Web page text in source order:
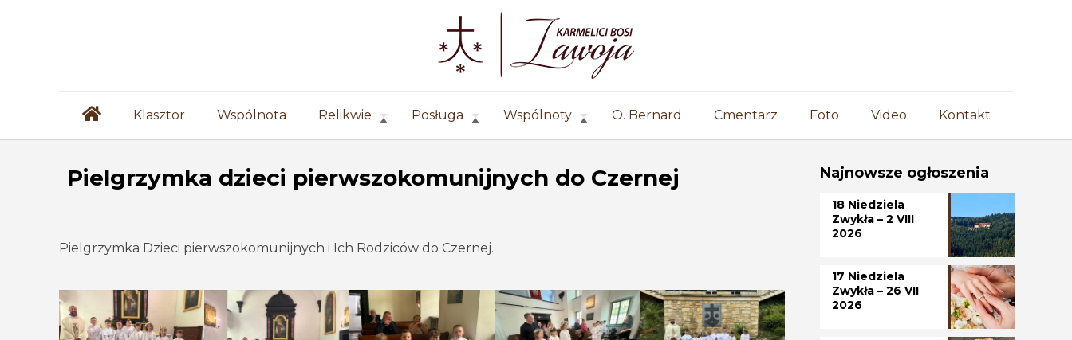
Klasztor Wspólnota Relikwie Posługa Wspólnoty O. Bernard Cmentarz Foto Video Kontakt
Pielgrzymka dzieci pierwszokomunijnych do Czernej
Pielgrzymka Dzieci pierwszokomunijnych i Ich Rodziców do Czernej.
Najnowsze ogłoszenia
18 Niedziela
Zwykła – 2 VIII
2026
17 Niedziela
Zwykła – 26 VII
2026